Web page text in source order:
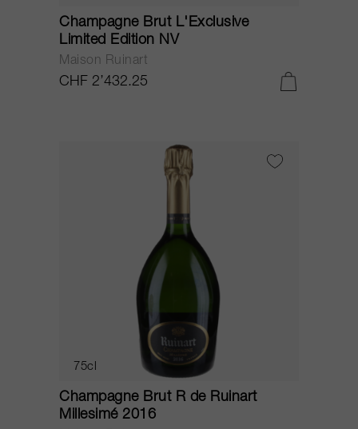
Champagne Brut L'Exclusive
Limited Edition NV
Maison Ruinart
CHF 2’432.25
75cl
Champagne Brut R de Ruinart
Millesimé 2016